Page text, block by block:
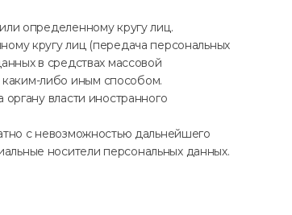
определенному кругу лиц.
кругу лиц (передача персональных
в средствах массовой
либо иным способом.
власти иностранного
с невозможностью дальнейшего
носители персональных данных.